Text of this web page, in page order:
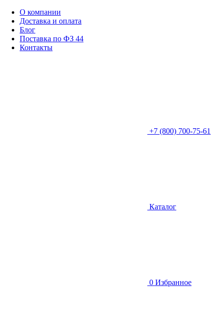
О компании
Доставка и оплата
Блог
Поставка по ФЗ 44
Контакты
+7 (800) 700-75-61
Каталог
0 Избранное